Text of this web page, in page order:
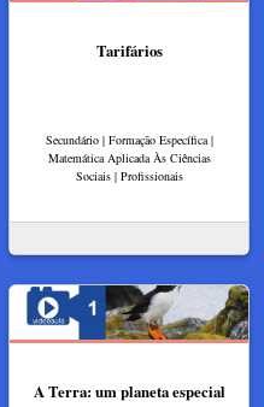
Tarifários
Secundário | Formação Específica |
Matemática Aplicada Às Ciências
Sociais | Profissionais
A Terra: um planeta especial